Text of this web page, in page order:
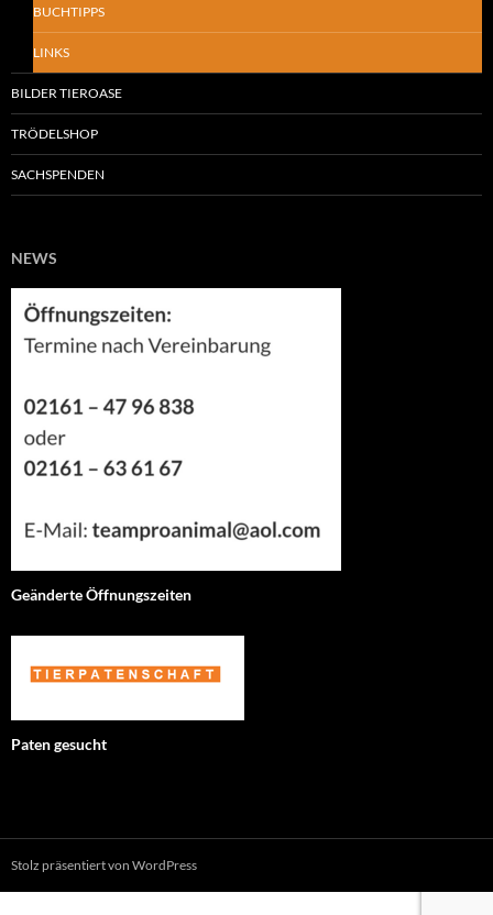
BUCHTIPPS
LINKS
BILDER TIEROASE
TRÖDELSHOP
SACHSPENDEN
NEWS
Geänderte Öffnungszeiten
Paten gesucht
Stolz präsentiert von WordPress